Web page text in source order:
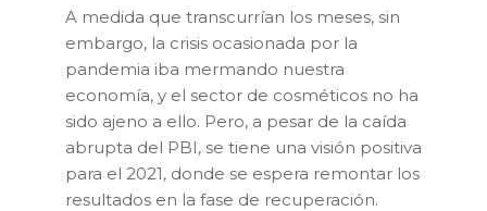
A medida que transcurrían los meses, sin
embargo, la crisis ocasionada por la
pandemia iba mermando nuestra
economía, y el sector de cosméticos no ha
sido ajeno a ello. Pero, a pesar de la caída
abrupta del PBI, se tiene una visión positiva
para el 2021, donde se espera remontar los
resultados en la fase de recuperación.